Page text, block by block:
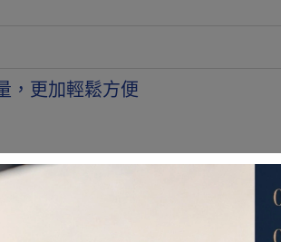
，更加輕鬆方便
感 量測更舒適、精準快速